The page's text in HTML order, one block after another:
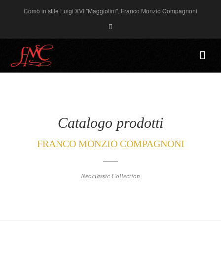
Comò in stile Luigi XVI "Maggiolini", Franco Monzio Compagnoni
Catalogo prodotti
FRANCO MONZIO COMPAGNONI
Neoclassic Collection